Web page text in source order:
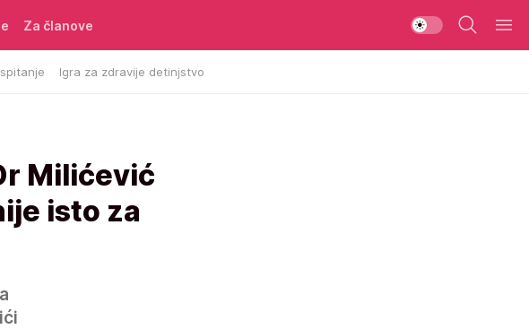
Igra za zdravije detinjstvo
Za članove
Milićević
isto za